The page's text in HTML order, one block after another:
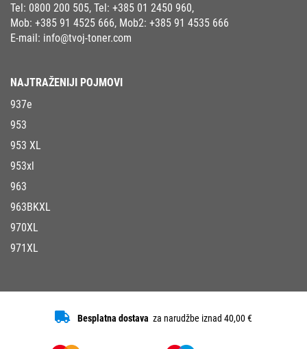
Tel: 0800 200 505, Tel: +385 01 2450 960,
Mob: +385 91 4525 666, Mob2: +385 91 4535 666
E-mail: info@tvoj-toner.com
NAJTRAŽENIJI POJMOVI
937e
953
953 XL
953xl
963
963BKXL
970XL
971XL
Besplatna dostava za narudžbe iznad 40,00 €